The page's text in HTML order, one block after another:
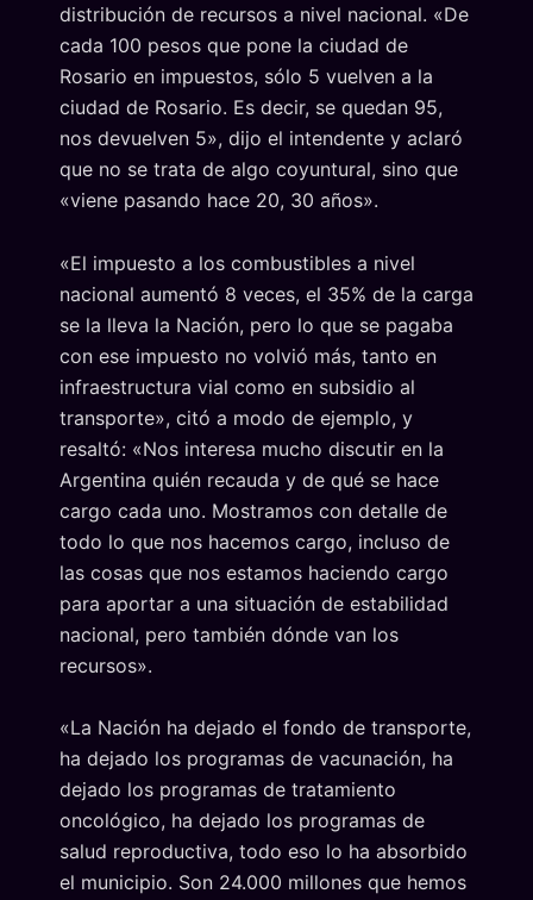
distribución de recursos a nivel nacional. «De
cada 100 pesos que pone la ciudad de
Rosario en impuestos, sólo 5 vuelven a la
ciudad de Rosario. Es decir, se quedan 95,
nos devuelven 5», dijo el intendente y aclaró
que no se trata de algo coyuntural, sino que
«viene pasando hace 20, 30 años».
«El impuesto a los combustibles a nivel
nacional aumentó 8 veces, el 35% de la carga
se la lleva la Nación, pero lo que se pagaba
con ese impuesto no volvió más, tanto en
infraestructura vial como en subsidio al
transporte», citó a modo de ejemplo, y
resaltó: «Nos interesa mucho discutir en la
Argentina quién recauda y de qué se hace
cargo cada uno. Mostramos con detalle de
todo lo que nos hacemos cargo, incluso de
las cosas que nos estamos haciendo cargo
para aportar a una situación de estabilidad
nacional, pero también dónde van los
recursos».
«La Nación ha dejado el fondo de transporte,
ha dejado los programas de vacunación, ha
dejado los programas de tratamiento
oncológico, ha dejado los programas de
salud reproductiva, todo eso lo ha absorbido
el municipio. Son 24.000 millones que hemos